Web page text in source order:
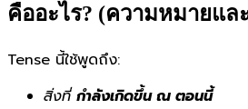
คืออะไร? (ความหมายแล
Tense นี้ใช้พูดถึง:
สิ่งที่ กำลังเกิดขึ้น ณ ตอนนี้